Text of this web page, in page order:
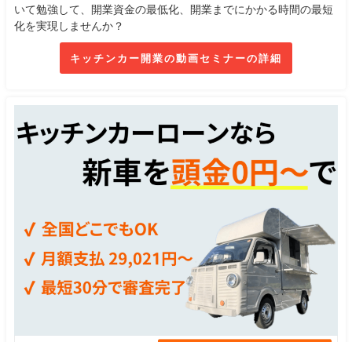
いて勉強して、開業資金の最低化、開業までにかかる時間の最短
化を実現しませんか？
キッチンカー開業の動画セミナーの詳細